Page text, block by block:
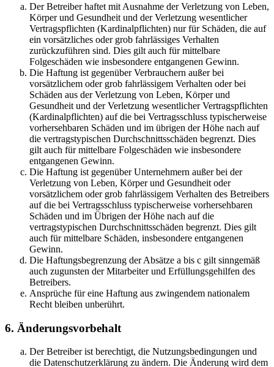
Der Betreiber haftet mit Ausnahme der Verletzung von Leben,
Körper und Gesundheit und der Verletzung wesentlicher
Vertragspflichten (Kardinalpflichten) nur für Schäden, die auf
ein vorsätzliches oder grob fahrlässiges Verhalten
zurückzuführen sind. Dies gilt auch für mittelbare
Folgeschäden wie insbesondere entgangenen Gewinn.
Die Haftung ist gegenüber Verbrauchern außer bei
vorsätzlichem oder grob fahrlässigem Verhalten oder bei
Schäden aus der Verletzung von Leben, Körper und
Gesundheit und der Verletzung wesentlicher Vertragspflichten
(Kardinalpflichten) auf die bei Vertragsschluss typischerweise
vorhersehbaren Schäden und im übrigen der Höhe nach auf
die vertragstypischen Durchschnittsschäden begrenzt. Dies
gilt auch für mittelbare Folgeschäden wie insbesondere
entgangenen Gewinn.
Die Haftung ist gegenüber Unternehmern außer bei der
Verletzung von Leben, Körper und Gesundheit oder
vorsätzlichem oder grob fahrlässigem Verhalten des Betreibers
auf die bei Vertragsschluss typischerweise vorhersehbaren
Schäden und im Übrigen der Höhe nach auf die
vertragstypischen Durchschnittsschäden begrenzt. Dies gilt
auch für mittelbare Schäden, insbesondere entgangenen
Gewinn.
Die Haftungsbegrenzung der Absätze a bis c gilt sinngemäß
auch zugunsten der Mitarbeiter und Erfüllungsgehilfen des
Betreibers.
Ansprüche für eine Haftung aus zwingendem nationalem
Recht bleiben unberührt.
6. Änderungsvorbehalt
Der Betreiber ist berechtigt, die Nutzungsbedingungen und
die Datenschutzerklärung zu ändern. Die Änderung wird dem